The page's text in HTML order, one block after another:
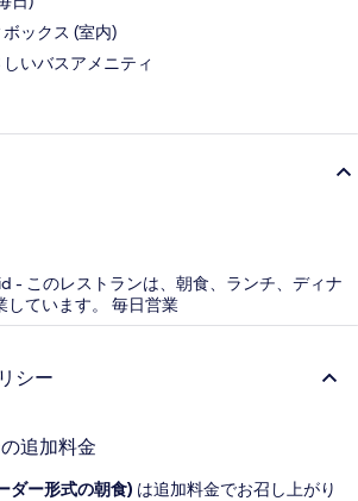
ックス (室内)
いバスアメニティ
- このレストランは、朝食、ランチ、ディナ
しています。 毎日営業
シー
追加料金
ダー形式の朝食) は追加料金でお召し上がり